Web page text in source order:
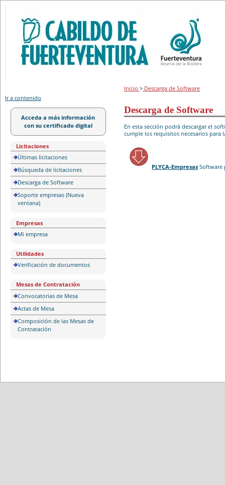
Ir a contenido
Acceda a más información
con su certificado digital
Licitaciones
Últimas licitaciones
Búsqueda de licitaciones
Descarga de Software
Soporte empresas (Nueva
ventana)
Empresas
Mi empresa
Utilidades
Verificación de documentos
Mesas de Contratación
Convocatorias de Mesa
Actas de Mesa
Composición de las Mesas de
Contratación
Inicio> Descarga de Software
Descarga de Software
En esta sección podrá descargar el
cumple los requisitos necesarios para
PLYCA-Empresas Software